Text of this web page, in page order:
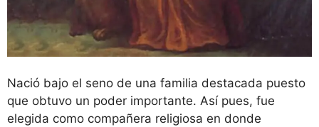
Nació bajo el seno de una familia destacada puesto
que obtuvo un poder importante. Así pues, fue
elegida como compañera religiosa en donde